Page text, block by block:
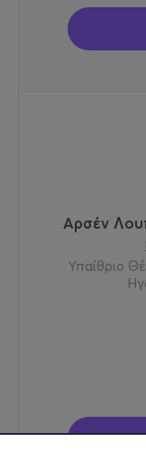
Αρσέν
Υπαίθριο